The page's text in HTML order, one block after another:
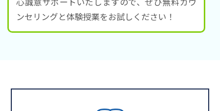
ンセリングと体験授業をお試しください！